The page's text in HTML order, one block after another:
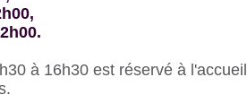
à 16h30 est réservé à